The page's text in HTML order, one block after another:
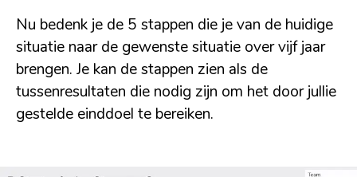
Nu bedenk je de 5 stappen die je van de huidige
situatie naar de gewenste situatie over vijf jaar
brengen. Je kan de stappen zien als de
tussenresultaten die nodig zijn om het door jullie
gestelde einddoel te bereiken.